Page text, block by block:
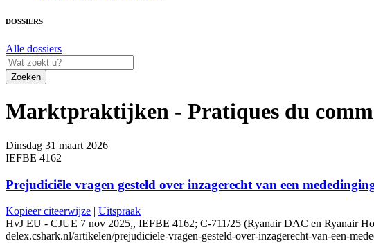
DOSSIERS
Alle dossiers
Zoeken
Marktpraktijken - Pratiques du
Dinsdag 31 maart 2026
IEFBE 4162
Prejudiciële vragen gesteld over inzagerecht van een
Kopieer citeerwijze | Uitspraak
HvJ EU - CJUE 7 nov 2025,, IEFBE 4162; C-711/25 (Ryanair DAC en Ryanair
delex.cshark.nl/artikelen/prejudiciele-vragen-gesteld-over-inzagerecht-van-een-